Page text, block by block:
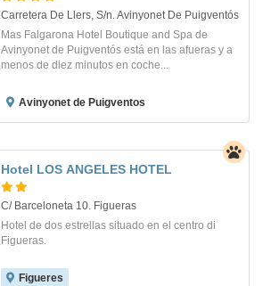
Carretera De Llers, S/n. Avinyonet De Puigventós
Mas Falgarona Hotel Boutique and Spa de
Avinyonet de Puigventós está en las afueras y a
menos de diez minutos en coche...
Avinyonet de Puigventos
Hotel LOS ANGELES HOTEL
C/ Barceloneta 10. Figueras
Hotel de dos estrellas situado en el centro di
Figueras.
Figueres